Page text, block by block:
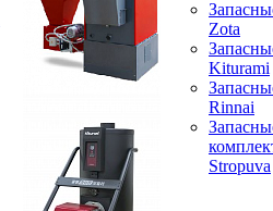
Zota
Kiturami
Rinnai
Stropuva